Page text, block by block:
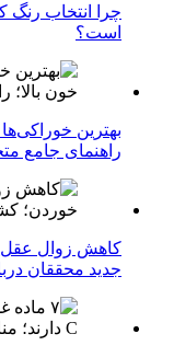
چرا انتخاب رنگ
است؟
بهترین
راهنمای جامع
کاهش زوال عقل
جدید محققان